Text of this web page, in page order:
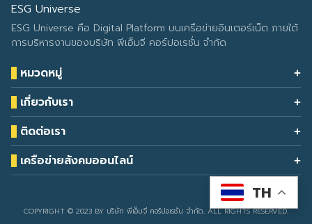
ESG Universe
ESG Universe คือ Digital Platform บนเครือข่ายอินเตอร์เน็ต ภายใต้
การบริหารงานของบริษัท พีเอ็มจี คอร์ปอเรชั่น จำกัด
หมวดหมู่
Health & Wellness
Eco Icon
ESG Data
Climate Change
ESG Report
เกี่ยวกับเรา
Our Services
About Us
Contact Us
ติดต่อเรา
โทรศัพท์: 090-549-2524
เครือข่ายสังคมออนไลน์
COPYRIGHT © 2023 BY บริษัท พีเอ็มจี คอร์ปอเรชั่น จำกัด. ALL RIGHTS RESERVED.
TH
Developed bysarunyacrop